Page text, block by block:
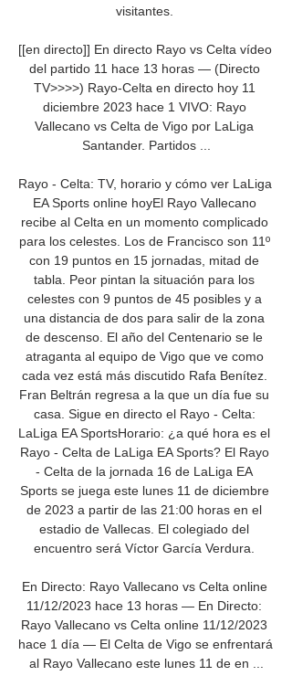
visitantes.
[[en directo]] En directo Rayo vs Celta vídeo
del partido 11 hace 13 horas — (Directo
TV>>>>) Rayo-Celta en directo hoy 11
diciembre 2023 hace 1 VIVO: Rayo
Vallecano vs Celta de Vigo por LaLiga
Santander. Partidos ...
Rayo - Celta: TV, horario y cómo ver LaLiga
EA Sports online hoyEl Rayo Vallecano
recibe al Celta en un momento complicado
para los celestes. Los de Francisco son 11º
con 19 puntos en 15 jornadas, mitad de
tabla. Peor pintan la situación para los
celestes con 9 puntos de 45 posibles y a
una distancia de dos para salir de la zona
de descenso. El año del Centenario se le
atraganta al equipo de Vigo que ve como
cada vez está más discutido Rafa Benítez.
Fran Beltrán regresa a la que un día fue su
casa. Sigue en directo el Rayo - Celta:
LaLiga EA SportsHorario: ¿a qué hora es el
Rayo - Celta de LaLiga EA Sports? El Rayo
- Celta de la jornada 16 de LaLiga EA
Sports se juega este lunes 11 de diciembre
de 2023 a partir de las 21:00 horas en el
estadio de Vallecas. El colegiado del
encuentro será Víctor García Verdura.
En Directo: Rayo Vallecano vs Celta online
11/12/2023 hace 13 horas — En Directo:
Rayo Vallecano vs Celta online 11/12/2023
hace 1 día — El Celta de Vigo se enfrentará
al Rayo Vallecano este lunes 11 de en ...